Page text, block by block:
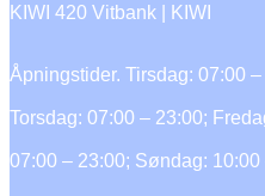
KIWI 420 Vitbank | KIWI
Åpningstider. Tirsdag: 07:00
Torsdag: 07:00 – 23:00;
07:00 – 23:00; Søndag: